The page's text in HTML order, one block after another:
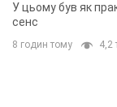
У цьому був як
сенс
8 годин тому 4,2